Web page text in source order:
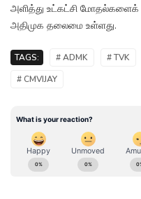
அளித்து உட்கட்சி மோதல்களைக்
அதிமுக தலைமை உள்ளது.
TAGS: # ADMK # TVK
# CMVIJAY